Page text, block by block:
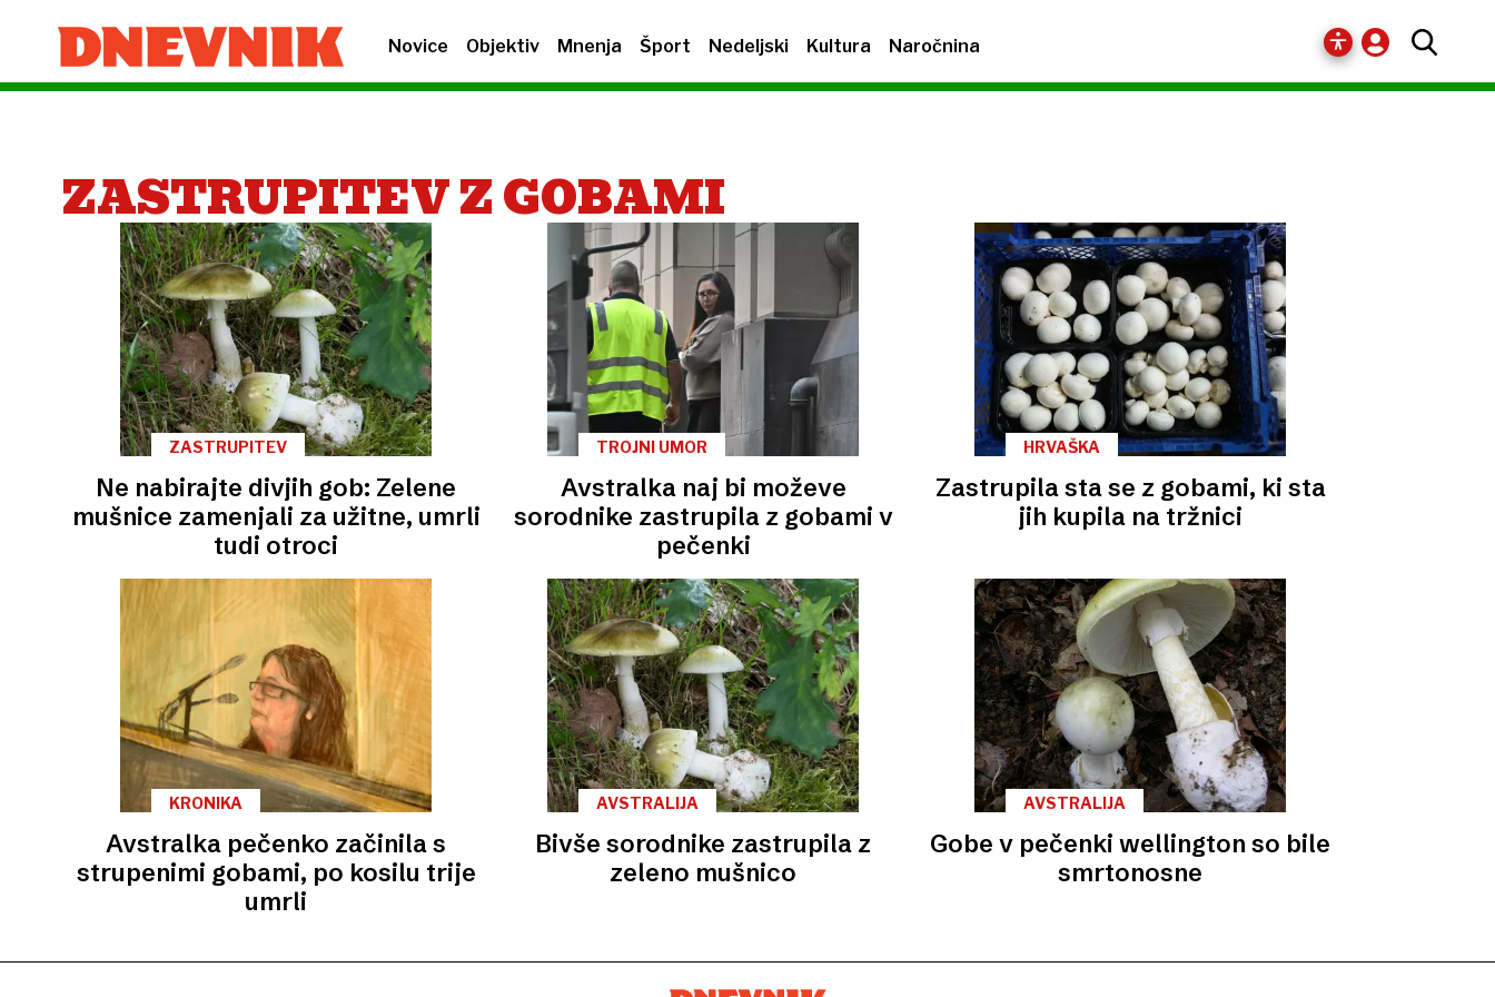
Novice Objektiv Mnenja Šport Nedeljski Kultura Naročnina
ZASTRUPITEV Z GOBAMI
ZASTRUPITEV
Ne nabirajte divjih gob: Zelene
mušnice zamenjali za užitne, umrli
tudi otroci
TROJNI UMOR
Avstralka naj bi moževe
sorodnike zastrupila z gobami v
pečenki
HRVAŠKA
Zastrupila sta se z gobami, ki sta
jih kupila na tržnici
KRONIKA
Avstralka pečenko začinila s
strupenimi gobami, po kosilu trije
umrli
AVSTRALIJA
Bivše sorodnike zastrupila z
zeleno mušnico
AVSTRALIJA
Gobe v pečenki wellington so bile
smrtonosne